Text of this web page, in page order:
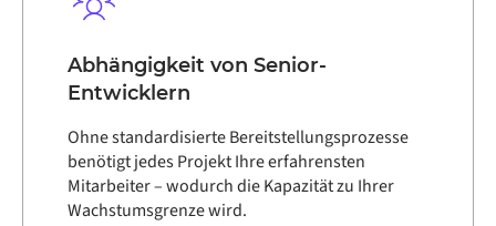
Abhängigkeit von Senior-
Entwicklern
Ohne standardisierte Bereitstellungsprozesse
benötigt jedes Projekt Ihre erfahrensten
Mitarbeiter – wodurch die Kapazität zu Ihrer
Wachstumsgrenze wird.